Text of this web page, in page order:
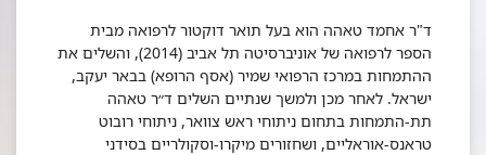
טאהה
ד"ר אחמד טאהה הוא בעל תואר דוקטור לרפואה מבית
הספר לרפואה של אוניברסיטה תל אביב (2014), והשלים את
ההתמחות במרכז הרפואי שמיר (אסף הרופא) בבאר יעקב,
ישראל. לאחר מכן ולמשך שנתיים השלים ד״ר טאהה
תת-התמחות בתחום ניתוחי ראש צוואר, ניתוחי רובוט
טראנס-אוראליים, ושחזורים מיקרו-וסקולריים בסידני